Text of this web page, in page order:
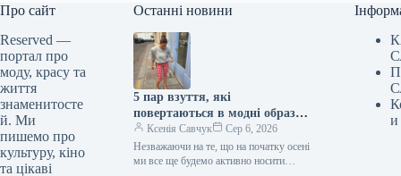
Про сайт
Reserved —
портал про
моду, красу та
життя
знаменитосте
й. Ми
пишемо про
культуру, кіно
та цікаві
Останні новини
5 пар взуття, які
повертаються в модні образи
з приходом осені
Ксенія Савчук
Сер 6, 2026
Незважаючи на те, що на початку осені
ми все ще будемо активно носити
и